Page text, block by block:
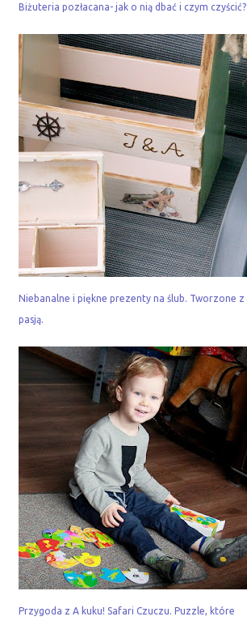
Biżuteria pozłacana- jak o nią dbać i czym czyścić?
Niebanalne i piękne prezenty na ślub. Tworzone z
pasją.
Przygoda z A kuku! Safari Czuczu. Puzzle, które